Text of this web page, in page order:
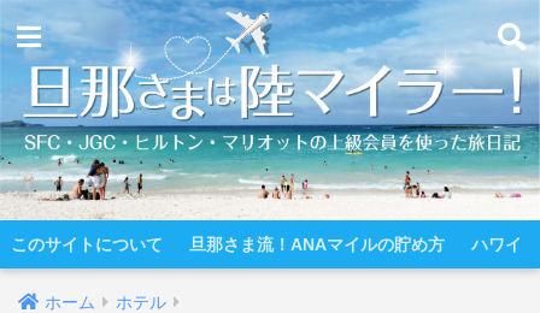
このサイトについて 旦那さま流！ANAマイルの貯め方 ハワイ
ホーム ホテル